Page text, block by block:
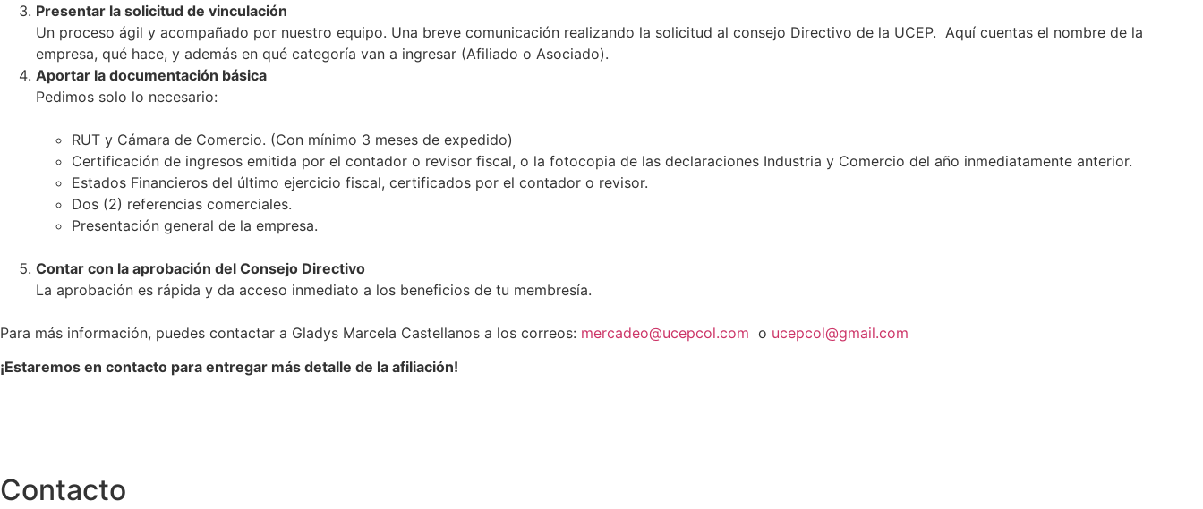
Presentar la solicitud de vinculación
Un proceso ágil y acompañado por nuestro equipo. Una breve comunicación realizando la solicitud al consejo Directivo de la UCEP. Aquí cuentas el nombre de la
empresa, qué hace, y además en qué categoría van a ingresar (Afiliado o Asociado).
Aportar la documentación básica
Pedimos solo lo necesario:
RUT y Cámara de Comercio. (Con mínimo 3 meses de expedido)
Certificación de ingresos emitida por el contador o revisor fiscal, o la fotocopia de las declaraciones Industria y Comercio del año inmediatamente anterior.
Estados Financieros del último ejercicio fiscal, certificados por el contador o revisor.
Dos (2) referencias comerciales.
Presentación general de la empresa.
Contar con la aprobación del Consejo Directivo
La aprobación es rápida y da acceso inmediato a los beneficios de tu membresía.
Para más información, puedes contactar a Gladys Marcela Castellanos a los correos: mercadeo@ucepcol.com o ucepcol@gmail.com
¡Estaremos en contacto para entregar más detalle de la afiliación!
Contacto